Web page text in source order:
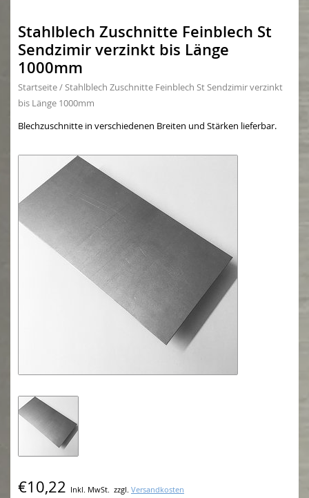
Stahlblech Zuschnitte Feinblech St
Sendzimir verzinkt bis Länge
1000mm
Startseite/Stahlblech Zuschnitte Feinblech St Sendzimir verzinkt
bis Länge 1000mm
Blechzuschnitte in verschiedenen Breiten und Stärken lieferbar.
€10,22 Inkl. MwSt. zzgl. Versandkosten